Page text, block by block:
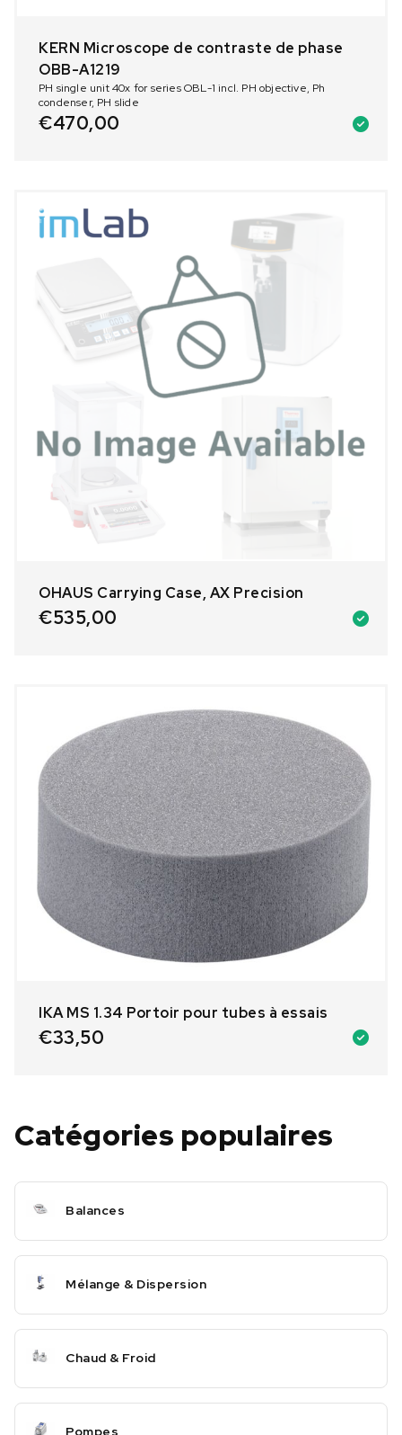
KERN Microscope de contraste de phase
OBB-A1219
PH single unit 40x for series OBL-1 incl. PH objective, Ph
condenser, PH slide
€470,00
OHAUS Carrying Case, AX Precision
€535,00
IKA MS 1.34 Portoir pour tubes à essais
€33,50
Catégories populaires
Balances
Mélange & Dispersion
Chaud & Froid
Pompes